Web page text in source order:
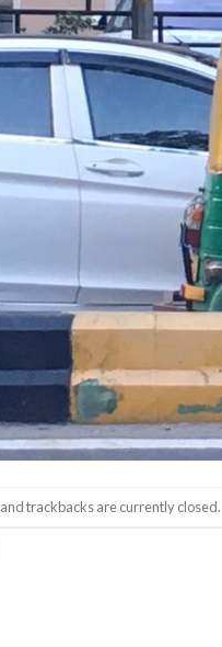
trackbacks are currently closed.